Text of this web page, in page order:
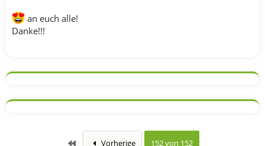
an euch alle!
Danke!!!
Erste Vorherige 152 von 152